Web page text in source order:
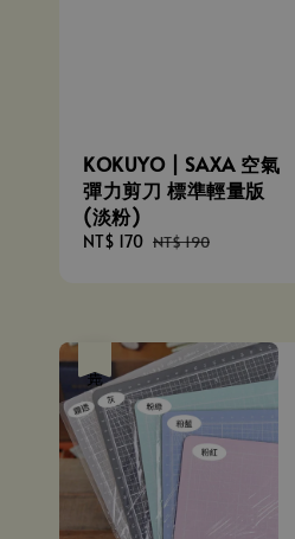
KOKUYO | SAXA 空氣
彈力剪刀 標準輕量版
(淡粉)
Sale
NT$ 170 Regular
NT$ 190